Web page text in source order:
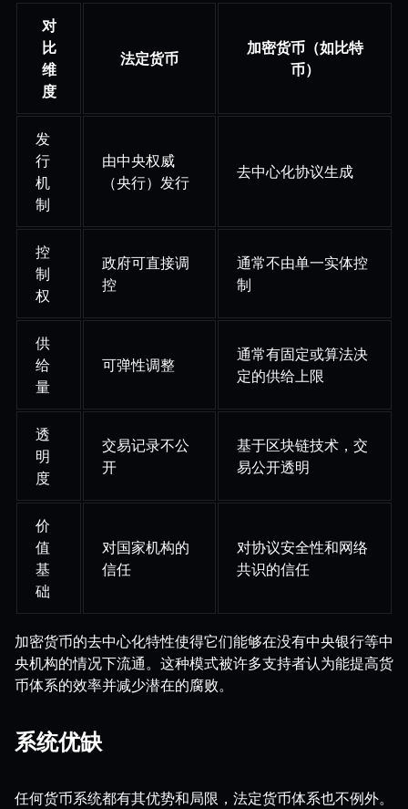
对
比
维
度
法定货币
加密货币（如比特
币）
发
行
机
制
由中央权威
（央行）发行
去中心化协议生成
控
制
权
政府可直接调
控
通常不由单一实体控
制
供
给
量
可弹性调整
通常有固定或算法决
定的供给上限
透
明
度
交易记录不公
开
基于区块链技术，交
易公开透明
价
值
基
础
对国家机构的
信任
对协议安全性和网络
共识的信任
加密货币的去中心化特性使得它们能够在没有中央银行等中
央机构的情况下流通。这种模式被许多支持者认为能提高货
币体系的效率并减少潜在的腐败。
系统优缺
任何货币系统都有其优势和局限，法定货币体系也不例外。